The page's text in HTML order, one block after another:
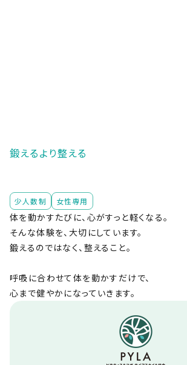
鍛えるより整える
少人数制 女性専用
体を動かすたびに、心がすっと軽くなる。
そんな体験を、大切にしています。
鍛えるのではなく、整えること。
呼吸に合わせて体を動かすだけで、
心まで健やかになっていきます。